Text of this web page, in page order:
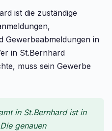
ist die zuständige
Gewerbeabmeldungen in
in St.Bernhard
muss sein Gewerbe
in St.Bernhard ist in
genauen